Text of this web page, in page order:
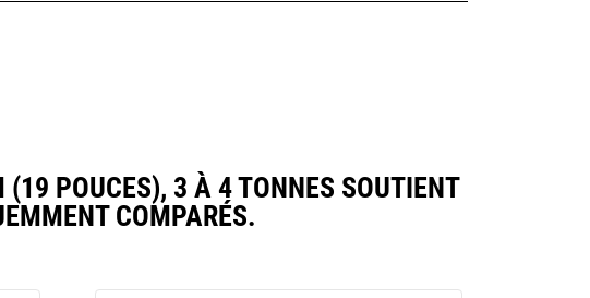
POUCES), 3 À 4 TONNES SOUTIENT
COMPARÉS.